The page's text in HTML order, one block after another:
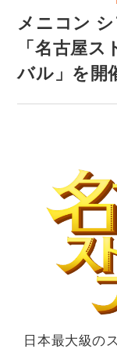
イ
メニコン
「名古屋
バル」を開
日本最大級の